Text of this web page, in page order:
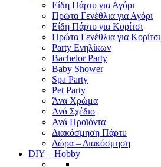
Είδη Πάρτυ για Αγόρι
Πρώτα Γενέθλια για Αγόρι
Είδη Πάρτυ για Κορίτσι
Πρώτα Γενέθλια για Κορίτσι
Party Ενηλίκων
Bachelor Party
Baby Shower
Spa Party
Pet Party
Άνα Χρώμα
Ανά Σχέδιο
Ανά Προϊόντα
Διακόσμηση Πάρτυ
Δώρα – Διακόσμηση
DIY – Hobby